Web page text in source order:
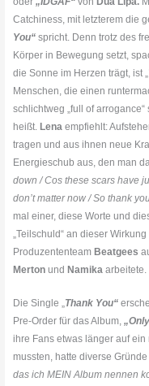
Catchiness, mit letzterem die
You“ spricht. Denn trotz des
Körper in Bewegung setzt,
die Sonne im Herzen trägt, ist „
Menschen, die einen
schlichtweg „full of
heißt. Lena empfiehlt:
tragen und aus ihnen neue
Energieschub aus, den man
down / Cos these scars have
don’t matter now / So thank
mal einer, diese Worte und
„Teilschuld“ an dieser
Produzententeam Beatgees
Merton und Namika arbeitete.
Die Single „Thank You“
Pre-Order für das Album,
ihre Fans etwas länger auf
mussten, hatte diverse
das ich MEIN Album nennen